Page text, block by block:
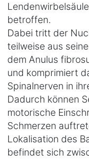
betroffen.
Dabei tritt der
teilweise aus
dem Anulus
und komprimiert
Spinalnerven in
Dadurch können
motorische
Schmerzen
Lokalisation des
befindet sich